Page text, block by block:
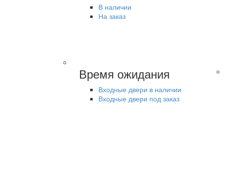
В наличии
На заказ
Время ожидания
Входные двери в наличии
Входные двери под заказ